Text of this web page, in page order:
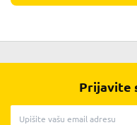
Prijavite